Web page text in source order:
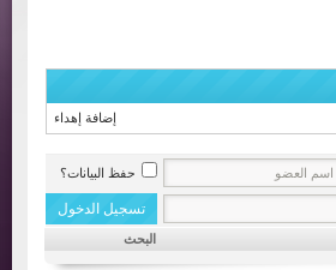
إضافة إهداء
حفظ البيانات؟
البحث